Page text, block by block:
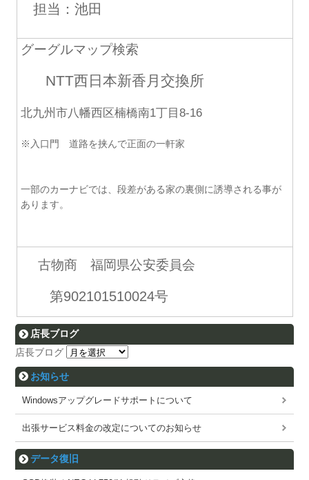
担当：池田
グーグルマップ検索
NTT西日本新香月交換所
北九州市八幡西区楠橋南1丁目8-16
※入口門 道路を挟んで正面の一軒家
一部のカーナビでは、段差がある家の裏側に誘導される事が
あります。
古物商 福岡県公安委員会
第902101510024号
店長ブログ
店長ブログ
お知らせ
Windowsアップグレードサポートについて
出張サービス料金の改定についてのお知らせ
データ復旧